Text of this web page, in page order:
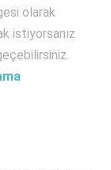
olarak
istiyorsanız